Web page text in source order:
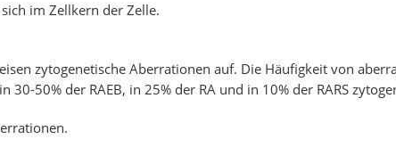
im Zellkern der Zelle.
zytogenetische Aberrationen auf. Die Häufigkeit von
50% der RAEB, in 25% der RA und in 10% der RARS